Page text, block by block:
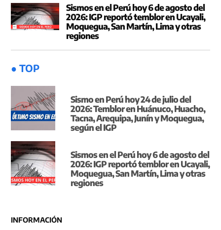
Sismos en el Perú hoy 6 de agosto del
2026: IGP reportó temblor en Ucayali,
Moquegua, San Martín, Lima y otras
regiones
● TOP
Sismo en Perú hoy 24 de julio del
2026: Temblor en Huánuco, Huacho,
Tacna, Arequipa, Junín y Moquegua,
según el IGP
Sismos en el Perú hoy 6 de agosto del
2026: IGP reportó temblor en Ucayali,
Moquegua, San Martín, Lima y otras
regiones
INFORMACIÓN